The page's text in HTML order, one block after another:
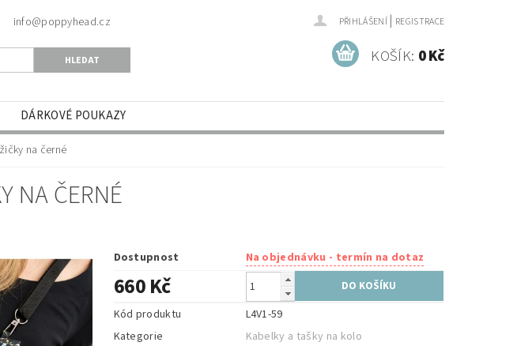
info@poppyhead.cz PŘIHLÁŠENÍ | REGISTRACE
KOŠÍK: 0 Kč
DÁRKOVÉ POUKAZY
na černé
NA ČERNÉ
Dostupnost Na objednávku - termín na dotaz
660 Kč
Kód produktu
L4V1-59
Kategorie
Kabelky a tašky na kolo